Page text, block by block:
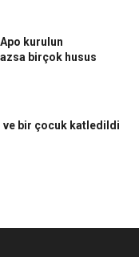
kurulun
birçok husus
ve bir çocuk katledildi